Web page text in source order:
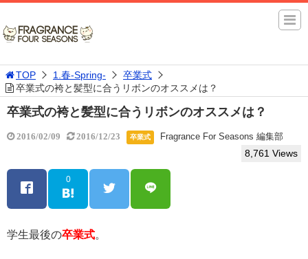
TOP 1.春-Spring-
卒業式
卒業式の袴と髪型に合うリボンのオススメは？
卒業式の袴と髪型に合うリボンのオススメは？
2016/02/09 2016/12/23 卒業式 Fragrance For Seasons 編集部
8,761 Views
0
学生最後の卒業式。